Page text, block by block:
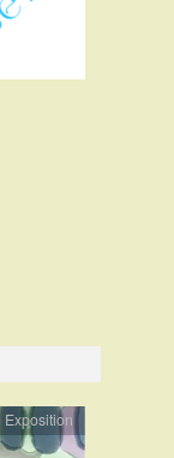
Exposition